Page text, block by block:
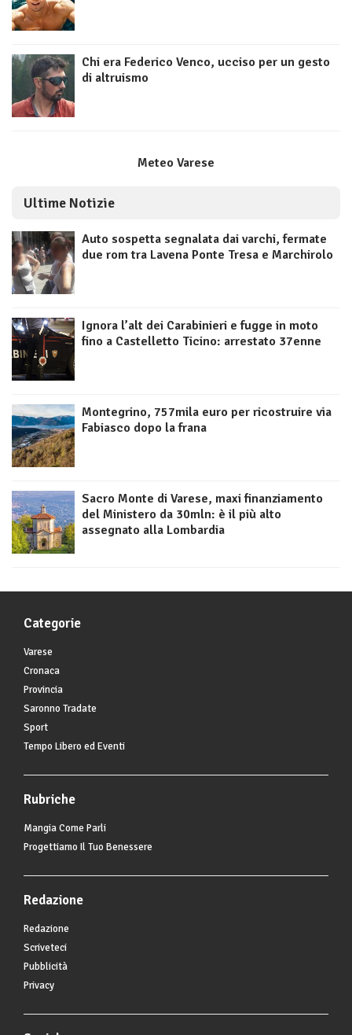
Chi era Federico Venco, ucciso per un gesto
di altruismo
Meteo Varese
Ultime Notizie
Auto sospetta segnalata dai varchi, fermate
due rom tra Lavena Ponte Tresa e Marchirolo
Ignora l’alt dei Carabinieri e fugge in moto
fino a Castelletto Ticino: arrestato 37enne
Montegrino, 757mila euro per ricostruire via
Fabiasco dopo la frana
Sacro Monte di Varese, maxi finanziamento
del Ministero da 30mln: è il più alto
assegnato alla Lombardia
Categorie
Varese
Cronaca
Provincia
Saronno Tradate
Sport
Tempo Libero ed Eventi
Rubriche
Mangia Come Parli
Progettiamo Il Tuo Benessere
Redazione
Redazione
Scriveteci
Pubblicità
Privacy